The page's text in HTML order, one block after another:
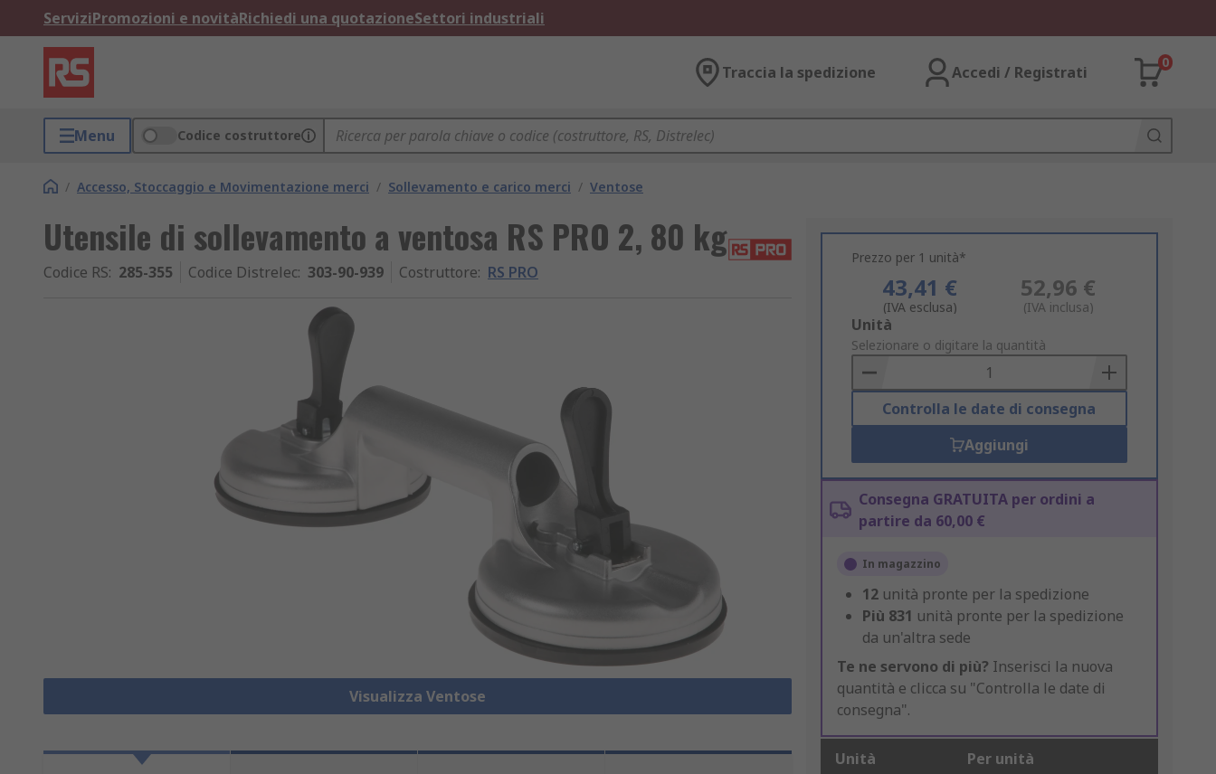
ServiziPromozioni e novitàRichiedi una quotazioneSettori industriali
Traccia la spedizione Accedi / Registrati
0
Menu Codice costruttore
/ Accesso, Stoccaggio e Movimentazione merci / Sollevamento e carico merci / Ventose
Utensile di sollevamento a ventosa RS PRO 2, 80 kg
Codice RS: 285-355 Codice Distrelec: 303-90-939 Costruttore: RS PRO
Visualizza Ventose
Prezzo per 1 unità*
43,41 €
(IVA esclusa)
52,96 €
(IVA inclusa)
Add
to
Basket
Unità
Selezionare o digitare la quantità
Controlla le date di consegna
Aggiungi
Consegna GRATUITA per ordini a
partire da 60,00 €
In magazzino
12 unità pronte per la spedizione
Più 831 unità pronte per la spedizione
da un'altra sede
Te ne servono di più? Inserisci la nuova
quantità e clicca su "Controlla le date di
consegna".
Unità Per unità